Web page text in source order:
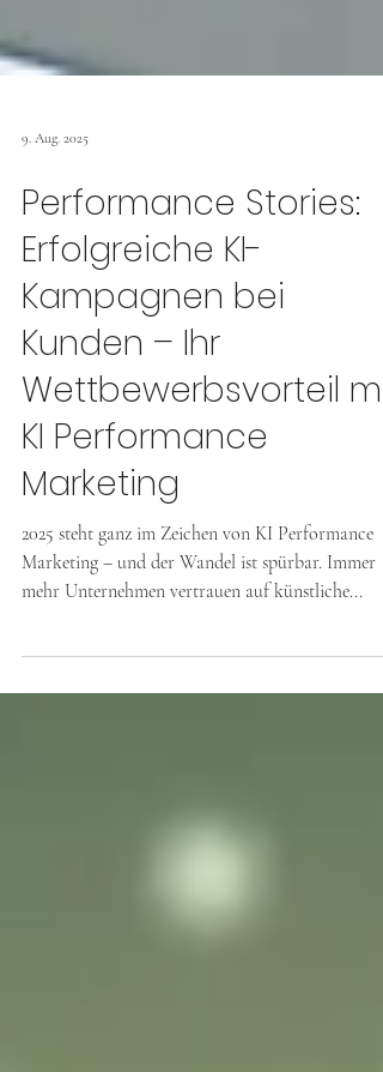
9. Aug. 2025
Performance Stories:
Erfolgreiche KI-
Kampagnen bei
Kunden – Ihr
Wettbewerbsvorteil mit
KI Performance
Marketing
2025 steht ganz im Zeichen von KI Performance